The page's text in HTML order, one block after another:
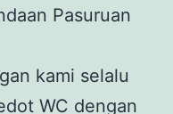
Pasuruan
kami selalu
WC dengan